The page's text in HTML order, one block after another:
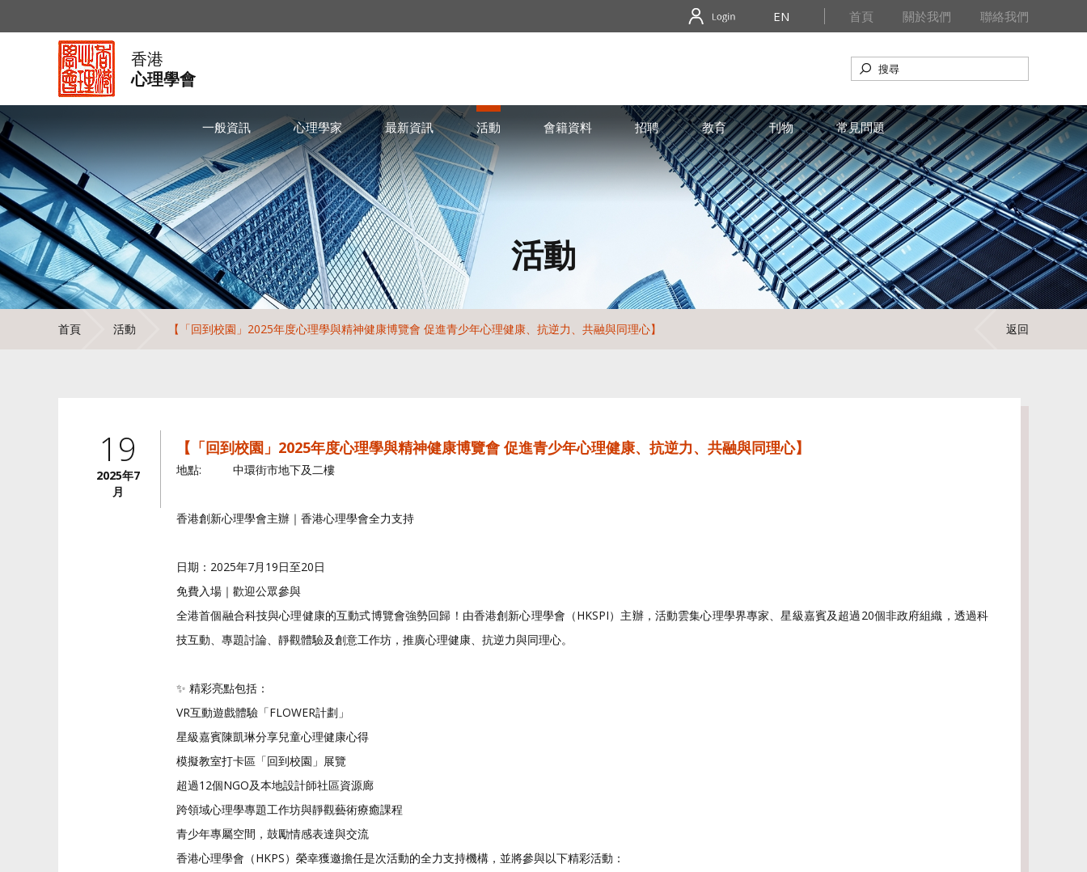
EN 首頁 關於我們 聯絡我們
香港
心理學會
一般資訊 心理學家 最新資訊 活動 會籍資料 招聘 教育 刊物 常見問題
活動
首頁 活動 【「回到校園」2025年度心理學與精神健康博覽會 促進青少年心理健康、抗逆力、共融與同理心】 返回
19
2025年7
月
【「回到校園」2025年度心理學與精神健康博覽會 促進青少年心理健康、抗逆力、共融與同理心】
地點: 中環街市地下及二樓
香港創新心理學會主辦｜香港心理學會全力支持
日期：2025年7月19日至20日
免費入場｜歡迎公眾參與
全港首個融合科技與心理健康的互動式博覽會強勢回歸！由香港創新心理學會（HKSPI）主辦，活動雲集心理學界專家、星級嘉賓及超過20個非政府組織，透過科
技互動、專題討論、靜觀體驗及創意工作坊，推廣心理健康、抗逆力與同理心。
✨ 精彩亮點包括：
VR互動遊戲體驗「FLOWER計劃」
星級嘉賓陳凱琳分享兒童心理健康心得
模擬教室打卡區「回到校園」展覽
超過12個NGO及本地設計師社區資源廊
跨領域心理學專題工作坊與靜觀藝術療癒課程
青少年專屬空間，鼓勵情感表達與交流
香港心理學會（HKPS）榮幸獲邀擔任是次活動的全力支持機構，並將參與以下精彩活動：